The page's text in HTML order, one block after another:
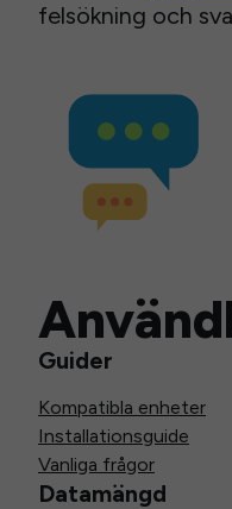
felsökning och
Guider
Kompatibla enheter
Installationsguide
Vanliga frågor
Datamängd